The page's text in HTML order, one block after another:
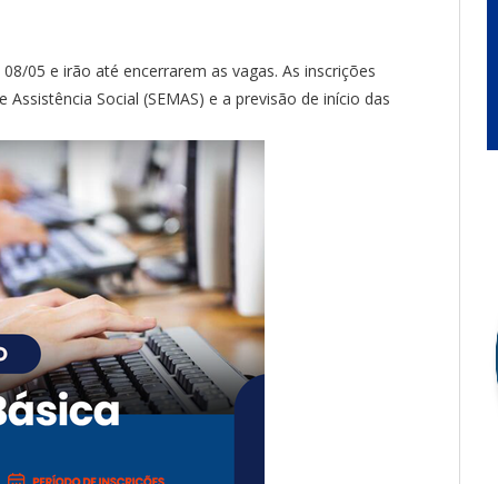
05 e irão até encerrarem as vagas. As inscrições
Social (SEMAS) e a previsão de início das